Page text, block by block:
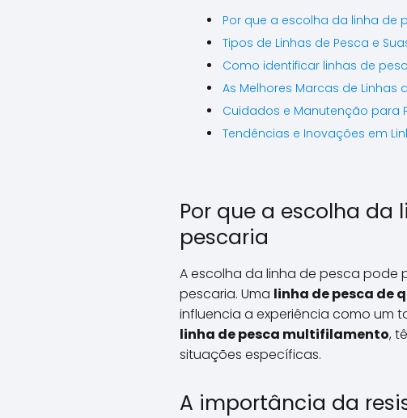
Por que a escolha da linha de
Tipos de Linhas de Pesca e
Como identificar linhas de
As Melhores Marcas de Linhas
Cuidados e Manutenção para
Tendências e Inovações em
Por que a escolha da
pescaria
A escolha da linha de pesca pode
pescaria. Uma linha de pesca de
influencia a experiência como um
linha de pesca multifilamento,
situações específicas.
A importância da